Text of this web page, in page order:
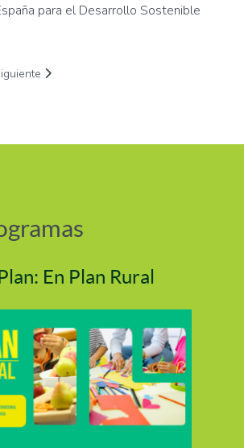
para el Desarrollo Sostenible
Conexión rural: lucha contra la brecha
siguiente: Investigación sobre las
En Plan Rural